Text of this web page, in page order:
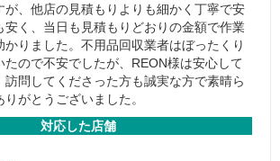
が、他店の見積もりよりも細かく丁寧で安
安く、当日も見積もりどおりの金額で作業
かりました。不用品回収業者はぼったくり
たので不安でしたが、REON様は安心して
訪問してくださった方も誠実な方で素晴ら
がとうございました。
対応した店舗